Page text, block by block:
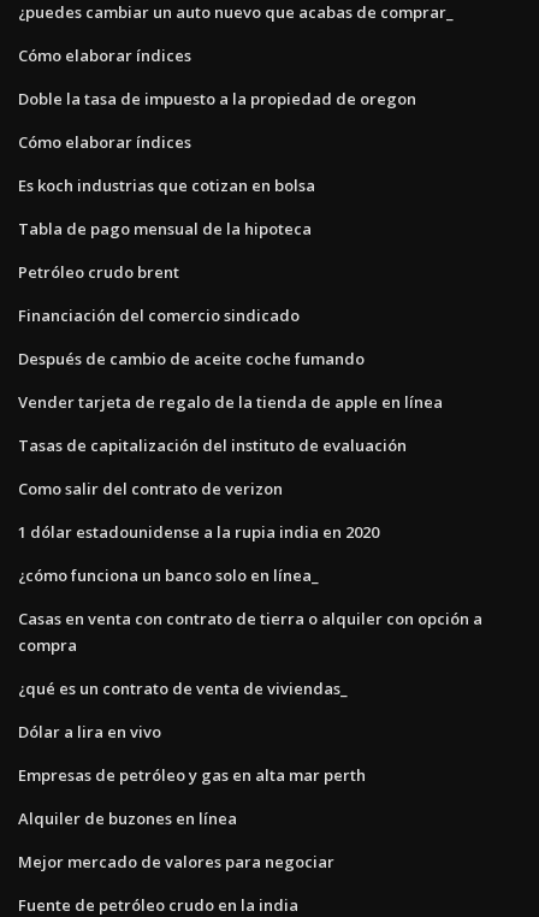
¿puedes cambiar un auto nuevo que acabas de comprar_
Cómo elaborar índices
Doble la tasa de impuesto a la propiedad de oregon
Cómo elaborar índices
Es koch industrias que cotizan en bolsa
Tabla de pago mensual de la hipoteca
Petróleo crudo brent
Financiación del comercio sindicado
Después de cambio de aceite coche fumando
Vender tarjeta de regalo de la tienda de apple en línea
Tasas de capitalización del instituto de evaluación
Como salir del contrato de verizon
1 dólar estadounidense a la rupia india en 2020
¿cómo funciona un banco solo en línea_
Casas en venta con contrato de tierra o alquiler con opción a
compra
¿qué es un contrato de venta de viviendas_
Dólar a lira en vivo
Empresas de petróleo y gas en alta mar perth
Alquiler de buzones en línea
Mejor mercado de valores para negociar
Fuente de petróleo crudo en la india